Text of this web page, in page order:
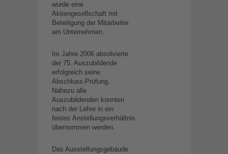
wurde eine
Aktiengesellschaft mit
Beteiligung der Mitarbeiter
am Unternehmen.
Im Jahre 2006 absolvierte
der 75. Auszubildende
erfolgreich seine
Abschluss-Prüfung.
Nahezu alle
Auszubildenden konnten
nach der Lehre in ein
festes Anstellungsverhältnis
übernommen werden.
Das Ausstellungsgebäude